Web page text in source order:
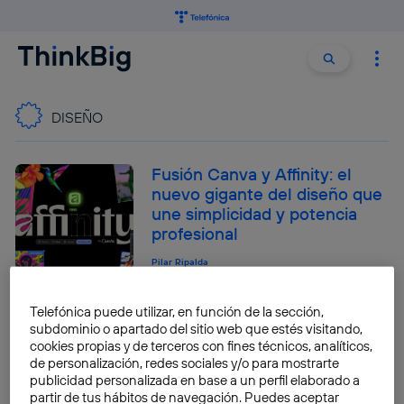
Buscar
DISEÑO
Fusión Canva y Affinity: el
nuevo gigante del diseño que
une simplicidad y potencia
profesional
Pilar Ripalda
Cómo programar y diseñar
con IA usando Jules y Stitch
de Google
José María López
Telefónica puede utilizar, en función de la sección,
subdominio o apartado del sitio web que estés visitando,
cookies propias y de terceros con fines técnicos, analíticos,
de personalización, redes sociales y/o para mostrarte
publicidad personalizada en base a un perfil elaborado a
partir de tus hábitos de navegación. Puedes aceptar